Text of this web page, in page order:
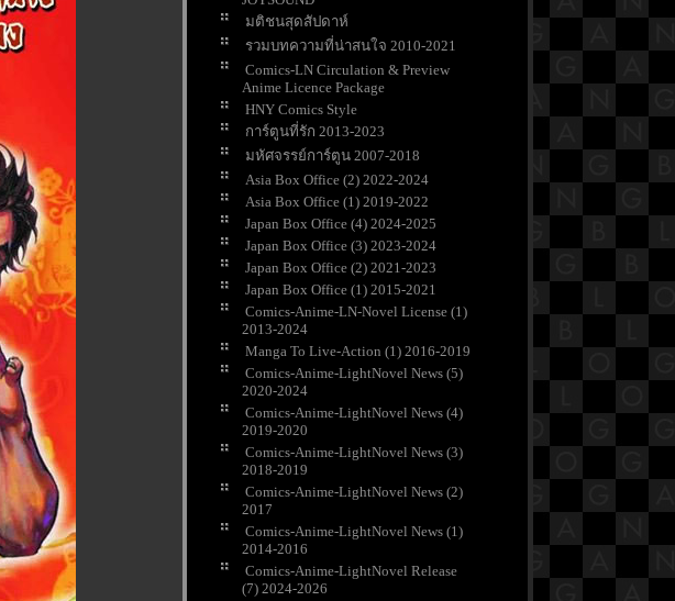
มติชนสุดสัปดาห์
รวมบทความที่น่าสนใจ 2010-2021
Comics-LN Circulation & Preview
Anime Licence Package
HNY Comics Style
การ์ตูนที่รัก 2013-2023
มหัศจรรย์การ์ตูน 2007-2018
Asia Box Office (2) 2022-2024
Asia Box Office (1) 2019-2022
Japan Box Office (4) 2024-2025
Japan Box Office (3) 2023-2024
Japan Box Office (2) 2021-2023
Japan Box Office (1) 2015-2021
Comics-Anime-LN-Novel License (1)
2013-2024
Manga To Live-Action (1) 2016-2019
Comics-Anime-LightNovel News (5)
2020-2024
Comics-Anime-LightNovel News (4)
2019-2020
Comics-Anime-LightNovel News (3)
2018-2019
Comics-Anime-LightNovel News (2)
2017
Comics-Anime-LightNovel News (1)
2014-2016
Comics-Anime-LightNovel Release
(7) 2024-2026